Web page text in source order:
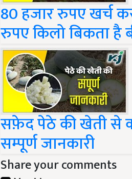
80 हजार रुपए खर्च
रुपए किलो बिकता है
सफ़ेद पेठे की खेती से
सम्पूर्ण जानकारी
Share your comments